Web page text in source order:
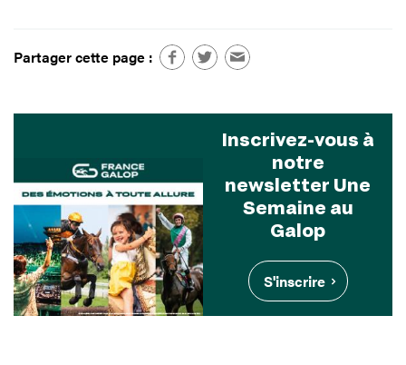
Partager cette page :
Inscrivez-vous à
notre
newsletter Une
Semaine au
Galop
S'inscrire